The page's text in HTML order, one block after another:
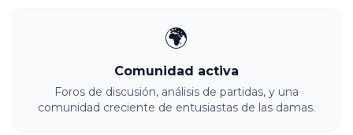
🌍
Comunidad activa
Foros de discusión, análisis de partidas, y una
comunidad creciente de entusiastas de las damas.